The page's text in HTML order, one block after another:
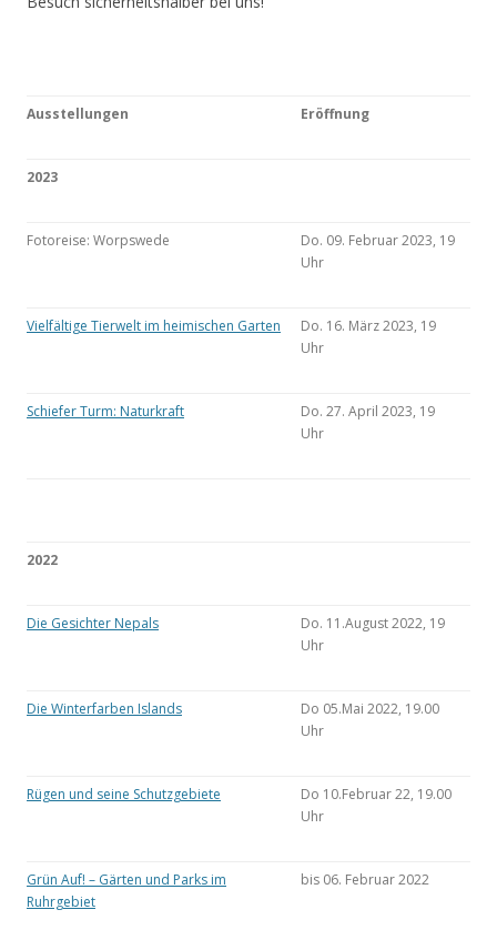
Ausstellungen Eröffnung
2023
Fotoreise: Worpswede
Do. 09. Februar 2023, 19
Uhr
Vielfältige Tierwelt im heimischen Garten
Do. 16. März 2023, 19
Uhr
Schiefer Turm: Naturkraft
Do. 27. April 2023, 19
Uhr
2022
Die Gesichter Nepals
Do. 11.August 2022, 19
Uhr
Die Winterfarben Islands
Do 05.Mai 2022, 19.00
Uhr
Rügen und seine Schutzgebiete
Do 10.Februar 22, 19.00
Uhr
Grün Auf! – Gärten und Parks im
Ruhrgebiet
bis 06. Februar 2022